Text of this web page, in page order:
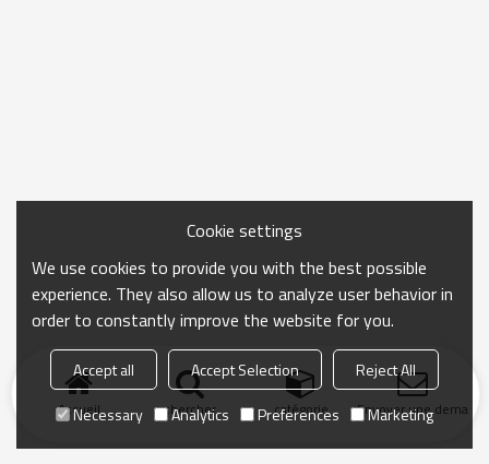
Accueil chercher catégorie Envoyer une
Cookie settings
We use cookies to provide you with the best possible
experience. They also allow us to analyze user behavior in
order to constantly improve the website for you.
Accept all Accept Selection
Reject All
Necessary
Analytics Preferences Marketing